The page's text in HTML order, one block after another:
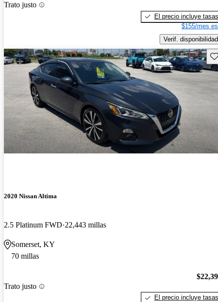
Trato justo
El precio incluye tasas
$155/mes
Verif. disponibilidad
2020 Nissan Altima
2.5 Platinum FWD 22,443 millas
Somerset, KY
70 millas
Trato justo
El precio incluye tasas